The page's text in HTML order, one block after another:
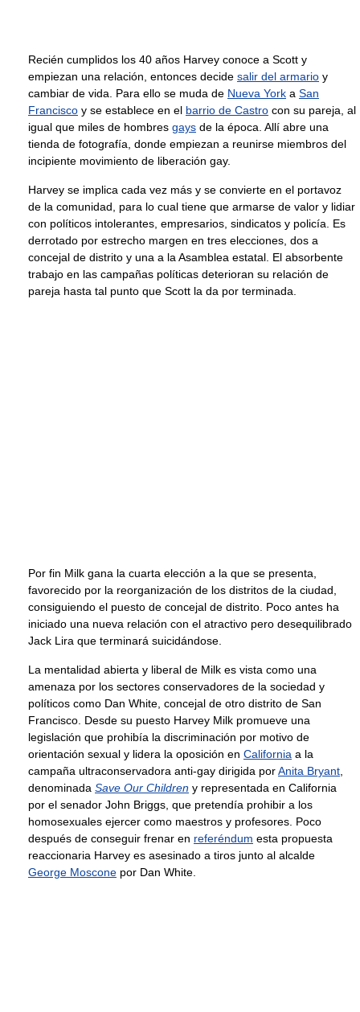
Recién cumplidos los 40 años Harvey conoce a Scott y
empiezan una relación, entonces decide salir del armario y
cambiar de vida. Para ello se muda de Nueva York a San
Francisco y se establece en el barrio de Castro con su pareja, al
igual que miles de hombres gays de la época. Allí abre una
tienda de fotografía, donde empiezan a reunirse miembros del
incipiente movimiento de liberación gay.
Harvey se implica cada vez más y se convierte en el portavoz
de la comunidad, para lo cual tiene que armarse de valor y lidiar
con políticos intolerantes, empresarios, sindicatos y policía. Es
derrotado por estrecho margen en tres elecciones, dos a
concejal de distrito y una a la Asamblea estatal. El absorbente
trabajo en las campañas políticas deterioran su relación de
pareja hasta tal punto que Scott la da por terminada.
Por fin Milk gana la cuarta elección a la que se presenta,
favorecido por la reorganización de los distritos de la ciudad,
consiguiendo el puesto de concejal de distrito. Poco antes ha
iniciado una nueva relación con el atractivo pero desequilibrado
Jack Lira que terminará suicidándose.
La mentalidad abierta y liberal de Milk es vista como una
amenaza por los sectores conservadores de la sociedad y
políticos como Dan White, concejal de otro distrito de San
Francisco. Desde su puesto Harvey Milk promueve una
legislación que prohibía la discriminación por motivo de
orientación sexual y lidera la oposición en California a la
campaña ultraconservadora anti-gay dirigida porAnita Bryant
denominada Save Our Children y representada en California
por el senador John Briggs, que pretendía prohibir a los
homosexuales ejercer como maestros y profesores. Poco
después de conseguir frenar en referéndum esta propuesta
reaccionaria Harvey es asesinado a tiros junto al alcalde
George Moscone por Dan White.